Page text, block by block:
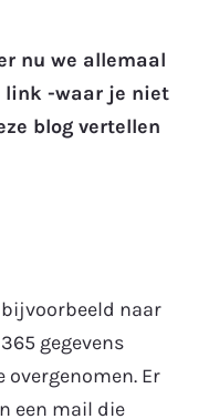
nu we allemaal
link -waar je niet
blog vertellen
naar
gegevens
Er
een mail die